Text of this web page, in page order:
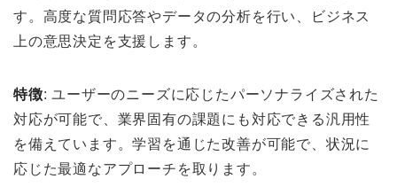
す。高度な質問応答やデータの分析を行い、ビジネス
上の意思決定を支援します。
特徴: ユーザーのニーズに応じたパーソナライズされた
対応が可能で、業界固有の課題にも対応できる汎用性
を備えています。学習を通じた改善が可能で、状況に
応じた最適なアプローチを取ります。